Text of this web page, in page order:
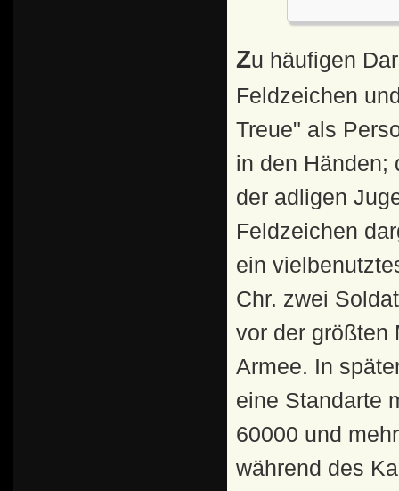
Zu häufigen Darstellungen auf römischen Münzen gehören
Feldzeichen
Treue" als
in den Händen;
der adligen
Feldzeichen
ein
Chr. zwei
vor der größten
Armee. In
eine Standarte
60000 und
während des